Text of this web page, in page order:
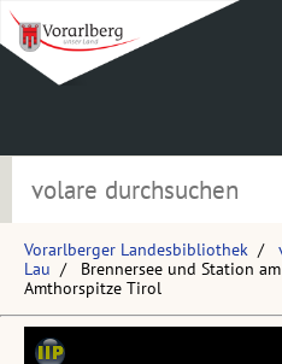
Vorarlberger Landesbibliothek
Lau
Brennersee und Station
Amthorspitze Tirol